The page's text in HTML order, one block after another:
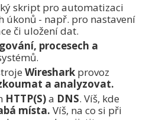
skript pro automatizaci
úkonů - např. pro nastavení
či uložení dat.
procesech a
Wireshark provoz
a analyzovat.
HTTP(S)a DNS. Víš, kde
místa. Víš, na co si při